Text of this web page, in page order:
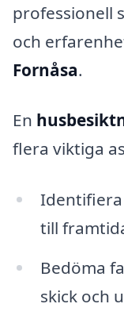
professionell
och
Fornåsa.
En
flera viktiga
Identifiera
till
Bedöma
skick och